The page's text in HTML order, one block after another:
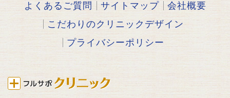
よくあるご質問
サイトマップ
会社概要
こだわりのクリニックデザイン
プライバシーポリシー